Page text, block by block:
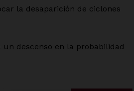
la desaparición de ciclones
descenso en la probabilidad